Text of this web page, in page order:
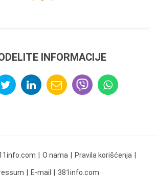
INFORMACIJE
O nama Pravila korišćenja
E-mail 381info.com